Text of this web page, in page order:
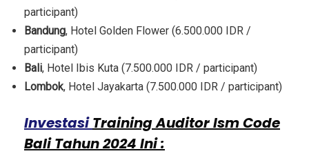
participant)
Bandung, Hotel Golden Flower (6.500.000 IDR /
participant)
Bali, Hotel Ibis Kuta (7.500.000 IDR / participant)
Lombok, Hotel Jayakarta (7.500.000 IDR / participant)
InvestasiTraining Auditor Ism Code
Bali Tahun 2024 Ini :